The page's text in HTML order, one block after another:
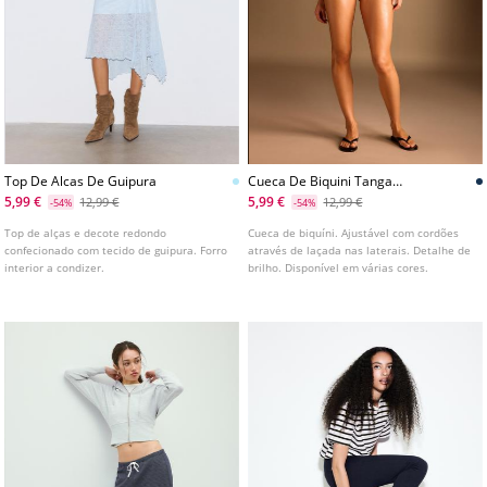
Top De Alcas De Guipura
5,99 €
-54% 12,99 €
Top de alças e decote redondo
confecionado com tecido de guipura. Forro
interior a condizer.
Cueca De Biquini Tanga
Brasileira Com Brilho
5,99 € -54% 12,99 €
Cueca de biquíni. Ajustável com cordões
através de laçada nas laterais. Detalhe de
brilho. Disponível em várias cores.